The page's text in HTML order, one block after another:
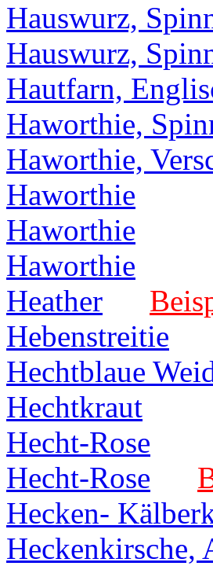
Hauswurz,
Hauswurz,
Hautfarn,
Haworthie,
Haworthie,
Haworthie
Haworthie
Haworthie
Heather
Hebenstreitie
Hechtblaue
Hechtkraut
Hecht-Rose
Hecht-Rose
Hecken-
Heckenkirsche,